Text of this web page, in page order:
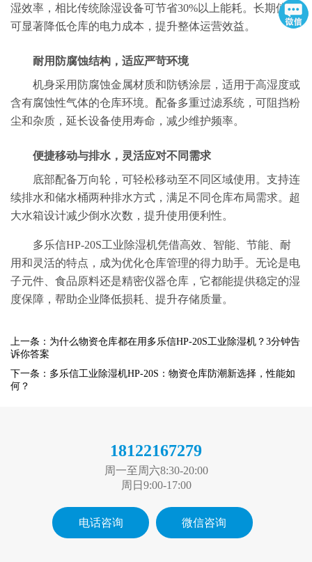
湿效率，相比传统除湿设备可节省30%以上能耗。长期使用
可显著降低仓库的电力成本，提升整体运营效益。
耐用防腐蚀结构，适应严苛环境
机身采用防腐蚀金属材质和防锈涂层，适用于高湿度或
含有腐蚀性气体的仓库环境。配备多重过滤系统，可阻挡粉
尘和杂质，延长设备使用寿命，减少维护频率。
便捷移动与排水，灵活应对不同需求
底部配备万向轮，可轻松移动至不同区域使用。支持连
续排水和储水桶两种排水方式，满足不同仓库布局需求。超
大水箱设计减少倒水次数，提升使用便利性。
多乐信HP-20S工业除湿机凭借高效、智能、节能、耐
用和灵活的特点，成为优化仓库管理的得力助手。无论是电
子元件、食品原料还是精密仪器仓库，它都能提供稳定的湿
度保障，帮助企业降低损耗、提升存储质量。
上一条：为什么物资仓库都在用多乐信HP-20S工业除湿机？3分钟告
诉你答案
下一条：多乐信工业除湿机HP-20S：物资仓库防潮新选择，性能如
何？
18122167279
周一至周六8:30-20:00
周日9:00-17:00
电话咨询 微信咨询